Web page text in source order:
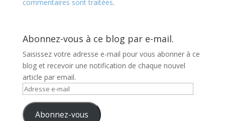
commentaires sont traitées.
Abonnez-vous à ce blog par e-mail.
Saisissez votre adresse e-mail pour vous abonner à ce
blog et recevoir une notification de chaque nouvel
article par email.
Adresse
mail Abonnez-vous